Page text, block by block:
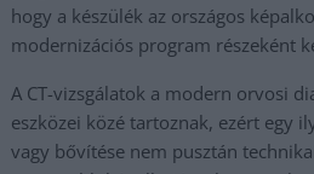
hogy a készülék az országos
modernizációs program részeként
A CT-vizsgálatok a modern orvosi
eszközei közé tartoznak, ezért egy
vagy bővítése nem pusztán